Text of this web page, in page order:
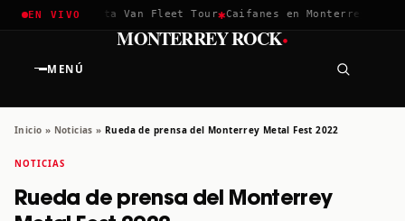
EN VIVO
2026✱Greta Van Fleet Tour✱Caifanes en Monterrey · 12
MENÚ
MONTERREY ROCK·
Inicio » Noticias » Rueda de prensa del Monterrey Metal Fest 2022
NOTICIAS
Rueda de prensa del Monterrey